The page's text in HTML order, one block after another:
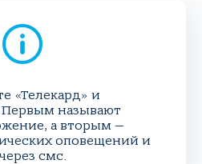
«Телекард» и
Первым называют
а вторым —
оповещений и
смс.